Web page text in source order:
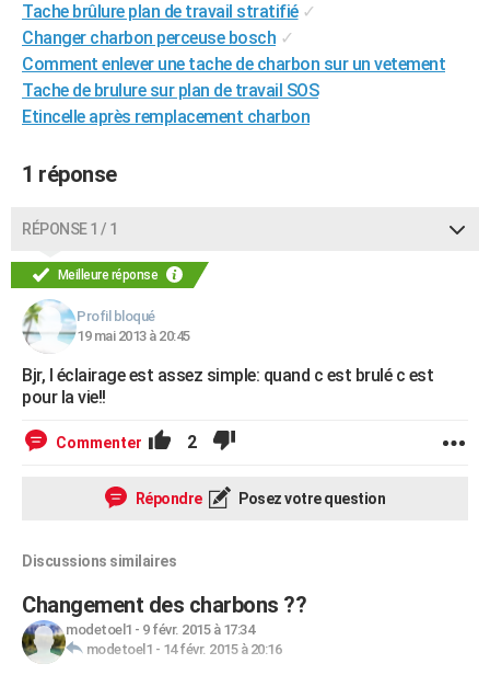
CARTE DE VOEUX
Carte de Noël
Carte Bonne année
Carte Saint-Valentin
Carte Pâques
Carte d'anniversaire
DICTIONNAIRE
Dictionnaire
Biographies
Citations
Expressions
Proverbes
PROGRAMME TV
Bricolage
Lifestyle
Culture
Sport
Auto
Television
Voyage
Cinema
Tache brûlure plan de travail stratifié ✓
Changer charbon perceuse bosch ✓
Comment enlever une tache de charbon sur un vetement
Tache de brulure sur plan de travail SOS
Etincelle après remplacement charbon
1 réponse
RÉPONSE 1 / 1
Meilleure réponse
Profil bloqué
19 mai 2013 à 20:45
Bjr, l éclairage est assez simple: quand c est brulé c est
pour la vie!!
Commenter 2
Répondre Posez votre question
Discussions similaires
Changement des charbons ??
modetoel1 - 9 févr. 2015 à 17:34
modetoel1 - 14 févr. 2015 à 20:16